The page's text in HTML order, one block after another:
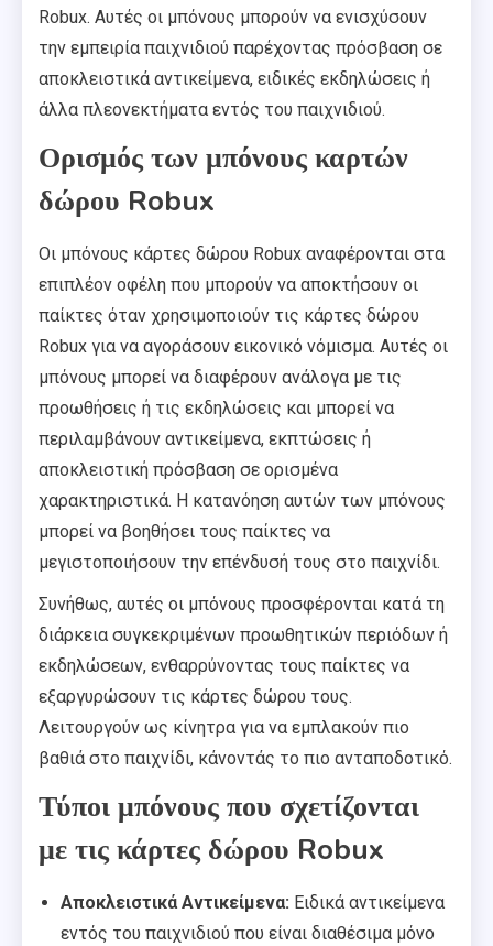
Robux. Αυτές οι μπόνους μπορούν να ενισχύσουν
την εμπειρία παιχνιδιού παρέχοντας πρόσβαση σε
αποκλειστικά αντικείμενα, ειδικές εκδηλώσεις ή
άλλα πλεονεκτήματα εντός του παιχνιδιού.
Ορισμός των μπόνους καρτών
δώρου Robux
Οι μπόνους κάρτες δώρου Robux αναφέρονται στα
επιπλέον οφέλη που μπορούν να αποκτήσουν οι
παίκτες όταν χρησιμοποιούν τις κάρτες δώρου
Robux για να αγοράσουν εικονικό νόμισμα. Αυτές οι
μπόνους μπορεί να διαφέρουν ανάλογα με τις
προωθήσεις ή τις εκδηλώσεις και μπορεί να
περιλαμβάνουν αντικείμενα, εκπτώσεις ή
αποκλειστική πρόσβαση σε ορισμένα
χαρακτηριστικά. Η κατανόηση αυτών των μπόνους
μπορεί να βοηθήσει τους παίκτες να
μεγιστοποιήσουν την επένδυσή τους στο παιχνίδι.
Συνήθως, αυτές οι μπόνους προσφέρονται κατά τη
διάρκεια συγκεκριμένων προωθητικών περιόδων ή
εκδηλώσεων, ενθαρρύνοντας τους παίκτες να
εξαργυρώσουν τις κάρτες δώρου τους.
Λειτουργούν ως κίνητρα για να εμπλακούν πιο
βαθιά στο παιχνίδι, κάνοντάς το πιο ανταποδοτικό.
Τύποι μπόνους που σχετίζονται
με τις κάρτες δώρου Robux
Αποκλειστικά Αντικείμενα: Ειδικά αντικείμενα
εντός του παιχνιδιού που είναι διαθέσιμα μόνο